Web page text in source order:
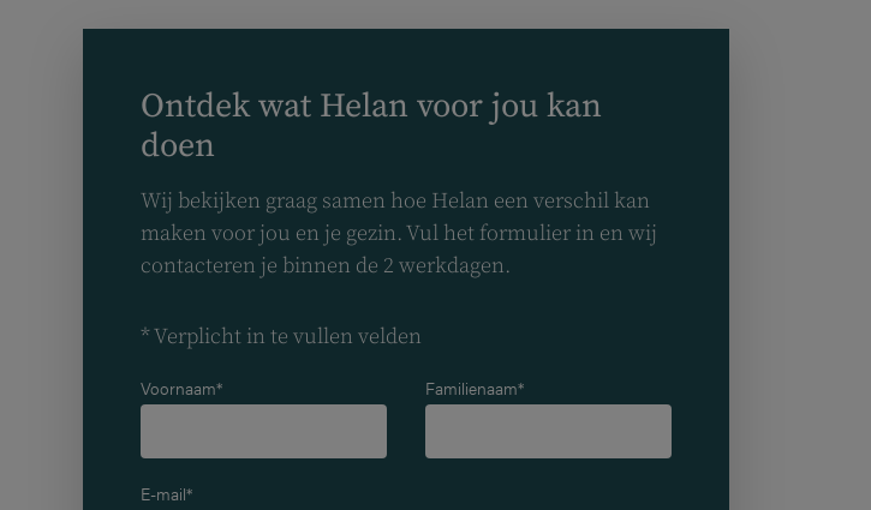
Ontdek wat Helan voor jou kan
doen
Wij bekijken graag samen hoe Helan een verschil kan
maken voor jou en je gezin. Vul het formulier in en wij
contacteren je binnen de 2 werkdagen.
* Verplicht in te vullen velden
Voornaam* Familienaam*
E-mail*